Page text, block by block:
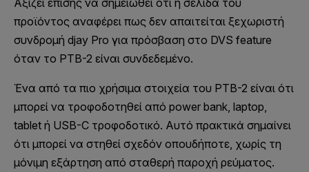
προϊόντος αναφέρει πως δεν απαιτείται ξεχωριστή
συνδρομή djay Pro για πρόσβαση στο DVS feature
όταν το PTB-2 είναι συνδεδεμένο.
Ένα από τα πιο χρήσιμα στοιχεία του PTB-2 είναι ότι
μπορεί να τροφοδοτηθεί από power bank, laptop,
tablet ή USB-C τροφοδοτικό. Αυτό πρακτικά σημαίνει
ότι μπορεί να στηθεί σχεδόν οπουδήποτε, χωρίς τη
μόνιμη εξάρτηση από σταθερή παροχή ρεύματος.